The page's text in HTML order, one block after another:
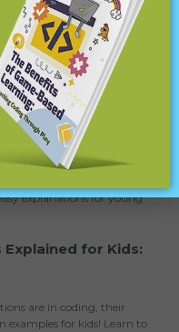
Explained for Kids:
explanations for young
Explained for Kids:
are in coding, their
examples for kids! Learn to